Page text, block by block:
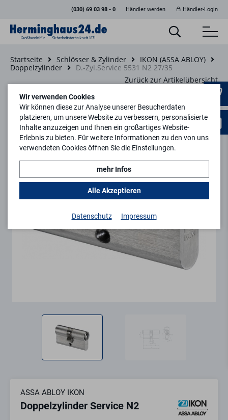
(030) 69 03 98 - 0 Händler werden Händler-Login
Startseite Schlösser & Zylinder
IKON (ASSA ABLOY)
Doppelzylinder
D.-Zyl.Service 5531 N2 27/35
Zurück zur Artikelübersicht
ASSA ABLOY IKON
Doppelzylinder Service N2
Wir verwenden Cookies
Wir können diese zur Analyse unserer Besucherdaten
platzieren, um unsere Website zu verbessern, personalisierte
Inhalte anzuzeigen und Ihnen ein großartiges Website-
Erlebnis zu bieten. Für weitere Informationen zu den von uns
verwendeten Cookies öffnen Sie die Einstellungen.
mehr Infos
Alle Akzeptieren
Datenschutz Impressum